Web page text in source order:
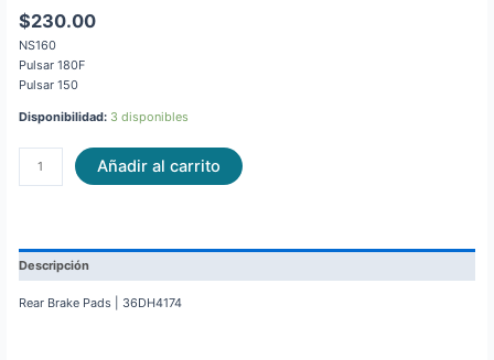
$230.00
NS160
Pulsar 180F
Pulsar 150
Disponibilidad: 3 disponibles
Añadir al carrito
Descripción
Rear Brake Pads | 36DH4174